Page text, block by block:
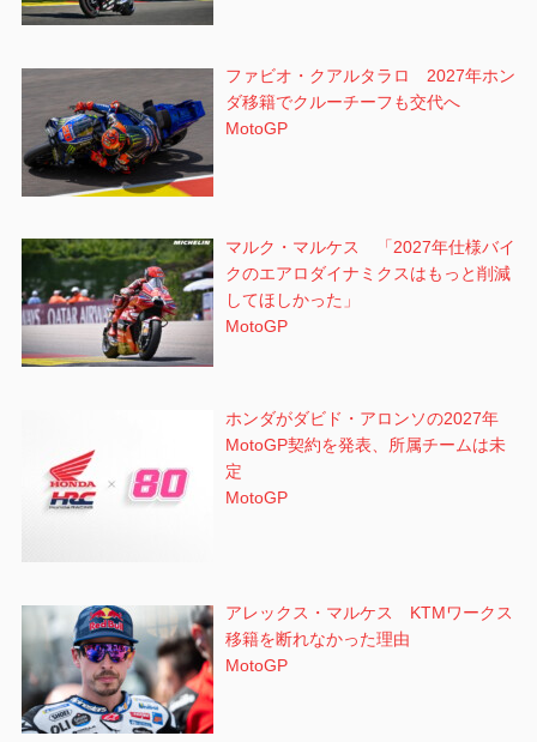
ファビオ・クアルタラロ 2027年ホン
ダ移籍でクルーチーフも交代へ
MotoGP
マルク・マルケス 「2027年仕様バイ
クのエアロダイナミクスはもっと削減
してほしかった」
MotoGP
ホンダがダビド・アロンソの2027年
MotoGP契約を発表、所属チームは未
定
MotoGP
アレックス・マルケス KTMワークス
移籍を断れなかった理由
MotoGP